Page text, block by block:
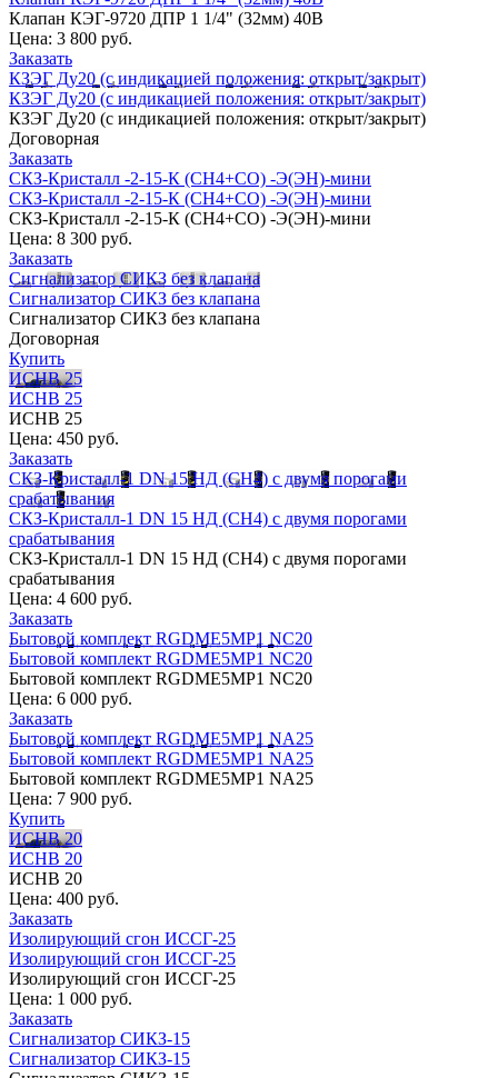
Клапан КЭГ-9720 ДПР 1 1/4" (32мм) 40В
Цена: 3 800 руб.
Заказать
КЗЭГ Ду20 (с индикацией положения: открыт/закрыт)
КЗЭГ Ду20 (с индикацией положения: открыт/закрыт)
КЗЭГ Ду20 (с индикацией положения: открыт/закрыт)
Договорная
Заказать
СКЗ-Кристалл -2-15-К (СН4+СО) -Э(ЭН)-мини
СКЗ-Кристалл -2-15-К (СН4+СО) -Э(ЭН)-мини
СКЗ-Кристалл -2-15-К (СН4+СО) -Э(ЭН)-мини
Цена: 8 300 руб.
Заказать
Сигнализатор СИКЗ без клапана
Сигнализатор СИКЗ без клапана
Сигнализатор СИКЗ без клапана
Договорная
Купить
ИСНВ 25
ИСНВ 25
ИСНВ 25
Цена: 450 руб.
Заказать
СКЗ-Кристалл-1 DN 15 НД (CH4) с двумя порогами
срабатывания
СКЗ-Кристалл-1 DN 15 НД (CH4) с двумя порогами
срабатывания
СКЗ-Кристалл-1 DN 15 НД (CH4) с двумя порогами
срабатывания
Цена: 4 600 руб.
Заказать
Бытовой комплект RGDME5MP1 NС20
Бытовой комплект RGDME5MP1 NС20
Бытовой комплект RGDME5MP1 NС20
Цена: 6 000 руб.
Заказать
Бытовой комплект RGDME5MP1 NА25
Бытовой комплект RGDME5MP1 NА25
Бытовой комплект RGDME5MP1 NА25
Цена: 7 900 руб.
Купить
ИСНВ 20
ИСНВ 20
ИСНВ 20
Цена: 400 руб.
Заказать
Изолирующий сгон ИССГ-25
Изолирующий сгон ИССГ-25
Изолирующий сгон ИССГ-25
Цена: 1 000 руб.
Заказать
Сигнализатор СИКЗ-15
Сигнализатор СИКЗ-15